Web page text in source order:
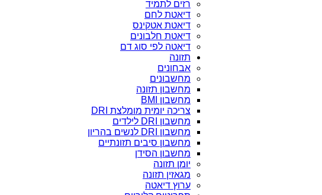
רזים לתמיד
דיאטת לחם
דיאטת אטקינס
דיאטת חלבונים
דיאטה לפי סוג דם
תזונה
אבחונים
מחשבונים
מחשבון תזונה
מחשבון BMI
צריכה יומית מומלצת DRI
מחשבון DRI לילדים
מחשבון DRI לנשים בהריון
מחשבון סיבים תזונתיים
מחשבון הסידן
יומן תזונה
מגאזין תזונה
ערוץ דיאטה